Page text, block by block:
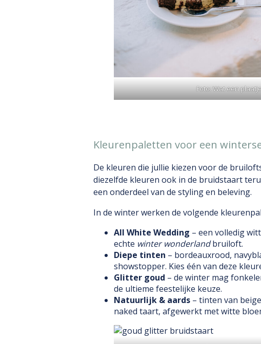
Foto: Wat een
Kleurenpaletten voor een
De kleuren die jullie kiezen voor de
diezelfde kleuren ook in de bruidstaart
een onderdeel van de styling en beleving.
In de winter werken de volgende
All White Wedding – een volledig
echte winter wonderlandbruiloft.
Diepe tinten – bordeauxrood,
showstopper. Kies één van deze
Glitter goud – de winter mag
de ultieme feestelijke keuze.
Natuurlijk & aards – tinten van
naked taart, afgewerkt met witte